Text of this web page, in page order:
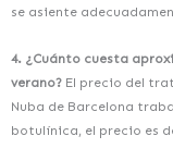
se asiente
4. ¿Cuánto cuesta
verano? El precio del
Nuba de Barcelona
botulínica, el precio es